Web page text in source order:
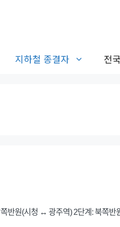
지하철 종결자 전
반원(시청 ↔ 광주역) 2단계: 북쪽